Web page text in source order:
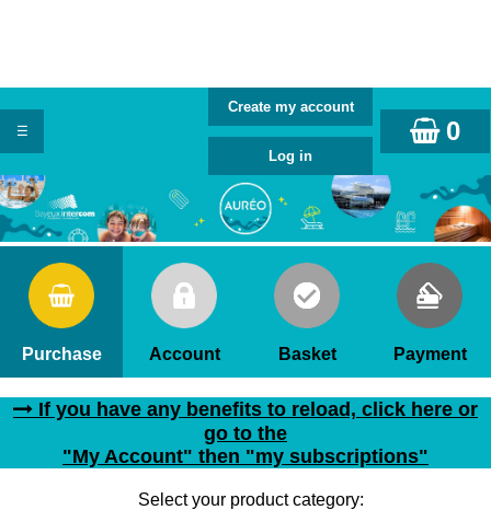
0
Purchase Account Basket Payment
If you have any benefits to reload, click here or
go to the
"My Account" then "my subscriptions"
Select your product category: